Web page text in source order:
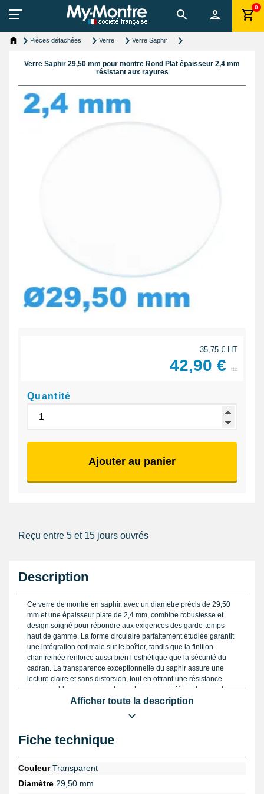
0
Pièces détachées Verre Verre Saphir
Verre Saphir 29,50 mm pour montre Rond Plat épaisseur 2,4 mm
résistant aux rayures
35,75 € HT
42,90 € ttc
Quantité
Ajouter au panier
Reçu entre 5 et 15 jours ouvrés
Description
Ce verre de montre en saphir, avec un diamètre précis de 29,50
mm et une épaisseur plate de 2,4 mm, combine robustesse et
design soigné pour répondre aux exigences des garde-temps
haut de gamme. La forme circulaire parfaitement étudiée garantit
une intégration optimale sur le boîtier, tandis que la finition
chanfreinée renforce aussi bien l’esthétique que la sécurité du
cadran. La transparence exceptionnelle du saphir assure une
lecture claire et sans distorsion, tout en offrant une résistance
remarquable aux rayures et aux chocs, appréciée notamment
dans les montres de marques reconnues telles que Rolex,
plat, nous recommandons vivement l’utilisation d’un pied à
prévue pour ce type d’opération, assurant ainsi une manipulation
sûre sans risque d’endommagement. La pose finale doit
Afficher toute la description
Fiche technique
CouleurTransparent
Diamètre 29,50 mm